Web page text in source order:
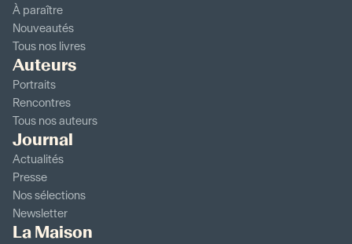
À paraître
Nouveautés
Tous nos livres
Auteurs
Portraits
Rencontres
Tous nos auteurs
Journal
Actualités
Presse
Nos sélections
Newsletter
La Maison